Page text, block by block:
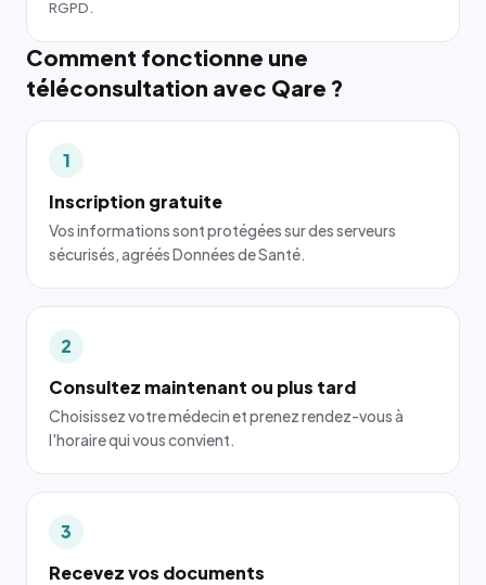
RGPD.
Comment fonctionne une
téléconsultation avec Qare ?
1
Inscription gratuite
Vos informations sont protégées sur des serveurs
sécurisés, agréés Données de Santé.
2
Consultez maintenant ou plus tard
Choisissez votre médecin et prenez rendez-vous à
l'horaire qui vous convient.
3
Recevez vos documents